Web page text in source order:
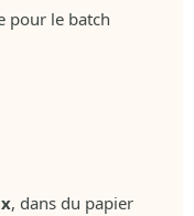
pour le batch
, dans du papier